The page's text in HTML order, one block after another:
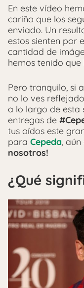
En este vídeo
cariño que los
enviado. Un
estos sienten por
cantidad de
hemos tenido que
Pero tranquilo, si
no lo ves
a lo largo de esta
entregas de
tus oídos este
para Cepeda,
nosotros!
¿Qué